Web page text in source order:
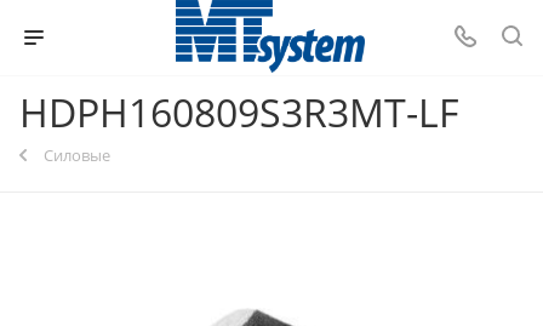
HDPH160809S3R3MT-LF
Силовые